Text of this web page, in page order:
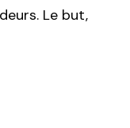
Le but,